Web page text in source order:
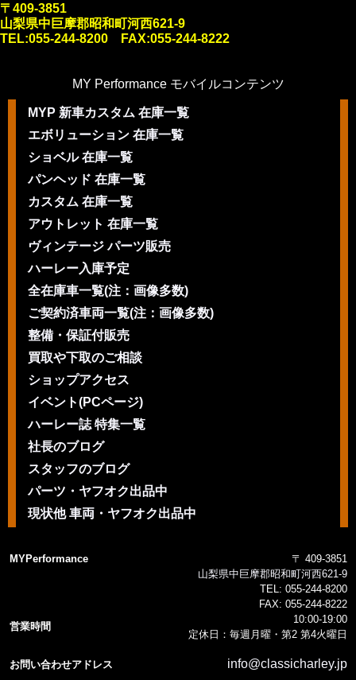
〒409-3851
山梨県中巨摩郡昭和町河西621-9
TEL:055-244-8200 FAX:055-244-8222
MY Performance モバイルコンテンツ
MYP 新車カスタム 在庫一覧
エボリューション 在庫一覧
ショベル 在庫一覧
パンヘッド 在庫一覧
カスタム 在庫一覧
アウトレット 在庫一覧
ヴィンテージ パーツ販売
ハーレー入庫予定
全在庫車一覧(注：画像多数)
ご契約済車両一覧(注：画像多数)
整備・保証付販売
買取や下取のご相談
ショップアクセス
イベント(PCページ)
ハーレー誌 特集一覧
社長のブログ
スタッフのブログ
パーツ・ヤフオク出品中
現状他 車両・ヤフオク出品中
MYPerformance
〒 409-3851
山梨県中巨摩郡昭和町河西621-9
TEL: 055-244-8200
FAX: 055-244-8222
営業時間
10:00-19:00
定休日：毎週月曜・第2 第4火曜日
お問い合わせアドレス info@classicharley.jp